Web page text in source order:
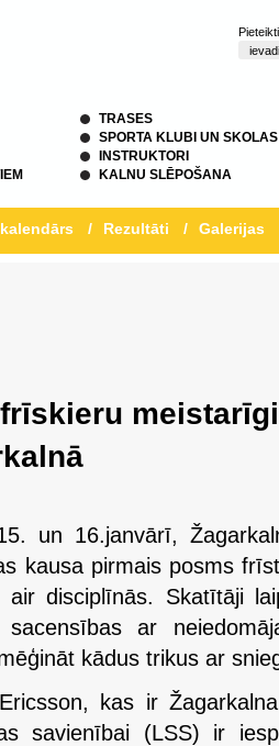
TRASES
SPORTA KLUBI UN SKOLAS
INSTRUKTORI
KALNU SLĒPOŠANA
/ Rezultāti / Galerijas
un 16.janvārī,
kausa pirmais posms
air disciplīnās. Skatītāji
sacensības ar
kādus trikus ar
kas ir
savienībai (LSS) ir